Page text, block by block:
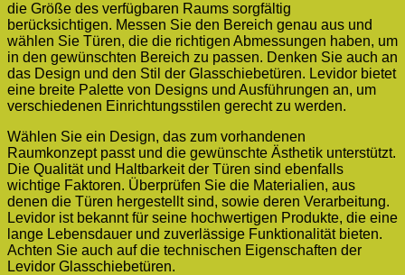
die Größe des verfügbaren Raums sorgfältig
berücksichtigen. Messen Sie den Bereich genau aus und
wählen Sie Türen, die die richtigen Abmessungen haben, um
in den gewünschten Bereich zu passen. Denken Sie auch an
das Design und den Stil der Glasschiebetüren. Levidor bietet
eine breite Palette von Designs und Ausführungen an, um
verschiedenen Einrichtungsstilen gerecht zu werden.
Wählen Sie ein Design, das zum vorhandenen
Raumkonzept passt und die gewünschte Ästhetik unterstützt.
Die Qualität und Haltbarkeit der Türen sind ebenfalls
wichtige Faktoren. Überprüfen Sie die Materialien, aus
denen die Türen hergestellt sind, sowie deren Verarbeitung.
Levidor ist bekannt für seine hochwertigen Produkte, die eine
lange Lebensdauer und zuverlässige Funktionalität bieten.
Achten Sie auch auf die technischen Eigenschaften der
Levidor Glasschiebetüren.